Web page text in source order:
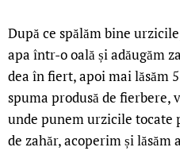
După ce spălăm bine
apa într-o oală și adăugăm
dea în fiert, apoi mai lăsăm
spuma produsă de fierbere,
unde punem urzicile tocate
de zahăr, acoperim și lăsăm